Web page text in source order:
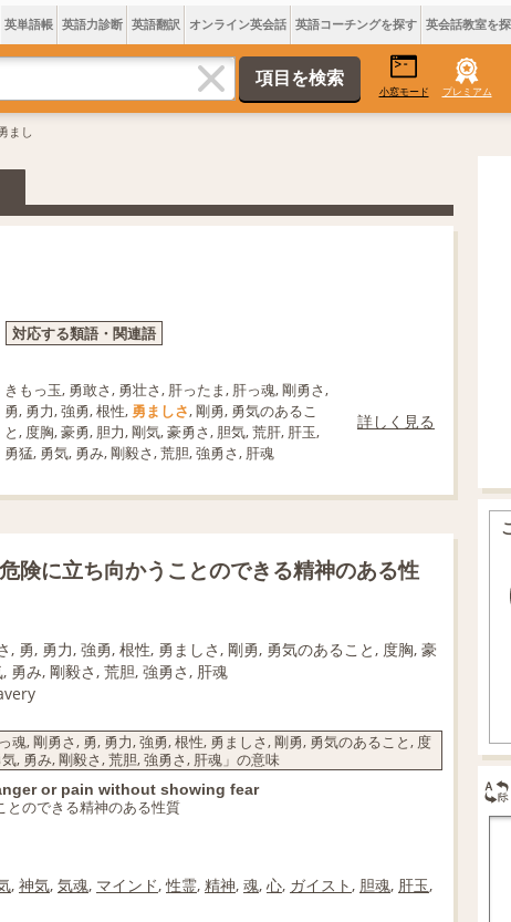
英単語帳 英語力診断 英語翻訳 オンライン英会話 英語コーチングを探す 英会話教室を
小窓モード プレミアム
まし
対応する類語・関連語
きもっ玉, 勇敢さ, 勇壮さ, 肝ったま, 肝っ魂, 剛勇さ,
勇, 勇力, 強勇, 根性, 勇ましさ, 剛勇, 勇気のあるこ
と, 度胸, 豪勇, 胆力, 剛気, 豪勇さ, 胆気, 荒肝, 肝玉,
勇猛, 勇気, 勇み, 剛毅さ, 荒胆, 強勇さ, 肝魂
詳しく見る
険に立ち向かうことのできる精神のある性
勇, 勇力, 強勇, 根性, 勇ましさ, 剛勇, 勇気のあること, 度胸, 豪
勇み, 剛毅さ, 荒胆, 強勇さ, 肝魂
, 剛勇さ, 勇, 勇力, 強勇, 根性, 勇ましさ, 剛勇, 勇気のあること, 度
, 勇み, 剛毅さ, 荒胆, 強勇さ, 肝魂」の意味
or pain without showing fear
とのできる精神のある性質
, 神気, 気魂, マインド,性霊, 精神, 魂, 心, ガイスト, 胆魂, 肝玉,